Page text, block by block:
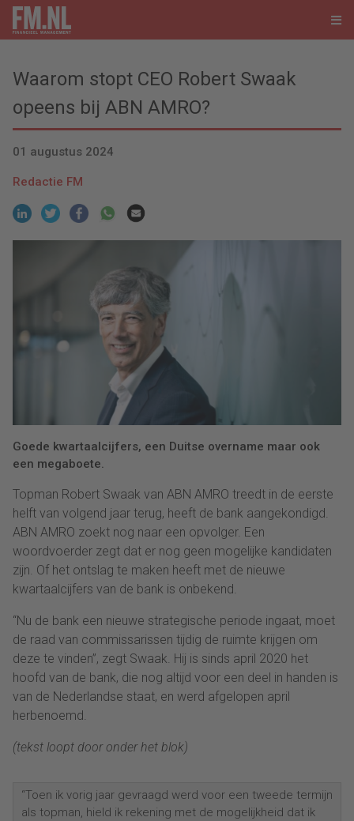
Waarom stopt CEO Robert Swaak
opeens bij ABN AMRO?
01 augustus 2024
Redactie FM
Goede kwartaalcijfers, een Duitse overname maar ook
een megaboete.
Topman Robert Swaak van ABN AMRO treedt in de eerste
helft van volgend jaar terug, heeft de bank aangekondigd.
ABN AMRO zoekt nog naar een opvolger. Een
woordvoerder zegt dat er nog geen mogelijke kandidaten
zijn. Of het ontslag te maken heeft met de nieuwe
kwartaalcijfers van de bank is onbekend.
“Nu de bank een nieuwe strategische periode ingaat, moet
de raad van commissarissen tijdig de ruimte krijgen om
deze te vinden”, zegt Swaak. Hij is sinds april 2020 het
hoofd van de bank, die nog altijd voor een deel in handen is
van de Nederlandse staat, en werd afgelopen april
herbenoemd.
(tekst loopt door onder het blok)
“Toen ik vorig jaar gevraagd werd voor een tweede termijn
als topman, hield ik rekening met de mogelijkheid dat ik